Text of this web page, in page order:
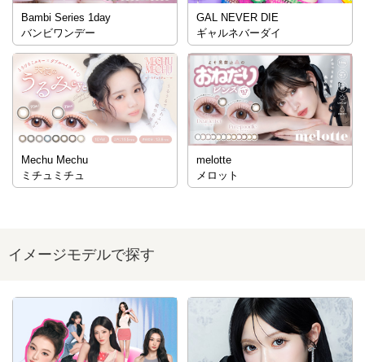
Bambi Series 1day
バンビワンデー
GAL NEVER DIE
ギャルネバーダイ
Mechu Mechu
ミチュミチュ
melotte
メロット
イメージモデルで探す